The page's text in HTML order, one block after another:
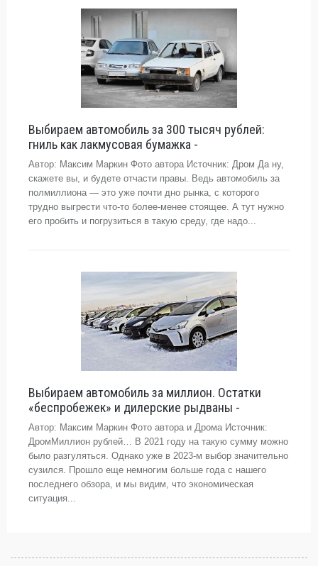
Выбираем автомобиль за 300 тысяч рублей:
гниль как лакмусовая бумажка -
Автор: Максим Маркин Фото автора Источник: Дром Да ну,
скажете вы, и будете отчасти правы. Ведь автомобиль за
полмиллиона — это уже почти дно рынка, с которого
трудно выгрести что-то более-менее стоящее. А тут нужно
его пробить и погрузиться в такую среду, где надо...
Выбираем автомобиль за миллион. Остатки
«беспробежек» и дилерские рыдваны -
Автор: Максим Маркин Фото автора и Дрома Источник:
ДромМиллион рублей… В 2021 году на такую сумму можно
было разгуляться. Однако уже в 2023-м выбор значительно
сузился. Прошло еще немногим больше года с нашего
последнего обзора, и мы видим, что экономическая
ситуация...